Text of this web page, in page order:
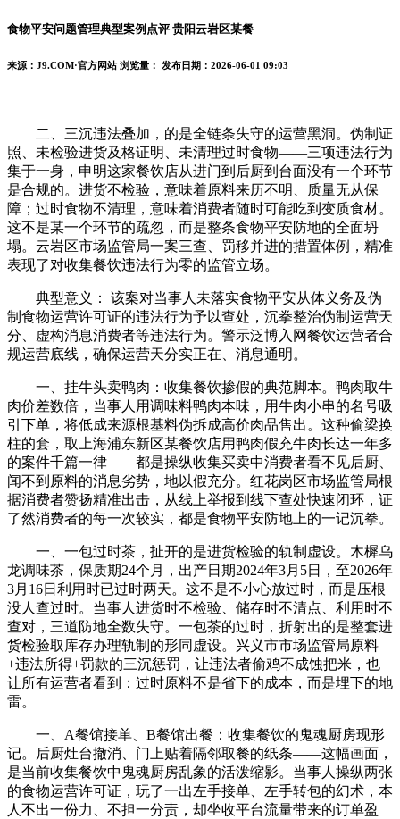
食物平安问题管理典型案例点评 贵阳云岩区某餐
来源：J9.COM·官方网站 浏览量： 发布日期：2026-06-01 09:03
二、三沉违法叠加，的是全链条失守的运营黑洞。伪制证
照、未检验进货及格证明、未清理过时食物——三项违法行为
集于一身，申明这家餐饮店从进门到后厨到台面没有一个环节
是合规的。进货不检验，意味着原料来历不明、质量无从保
障；过时食物不清理，意味着消费者随时可能吃到变质食材。
这不是某一个环节的疏忽，而是整条食物平安防地的全面坍
塌。云岩区市场监管局一案三查、罚移并进的措置体例，精准
表现了对收集餐饮违法行为零的监管立场。
典型意义： 该案对当事人未落实食物平安从体义务及伪
制食物运营许可证的违法行为予以查处，沉拳整治伪制运营天
分、虚构消息消费者等违法行为。警示泛博入网餐饮运营者合
规运营底线，确保运营天分实正在、消息通明。
一、挂牛头卖鸭肉：收集餐饮掺假的典范脚本。鸭肉取牛
肉价差数倍，当事人用调味料鸭肉本味，用牛肉小串的名号吸
引下单，将低成来源根基料伪拆成高价肉品售出。这种偷梁换
柱的套，取上海浦东新区某餐饮店用鸭肉假充牛肉长达一年多
的案件千篇一律——都是操纵收集买卖中消费者看不见后厨、
闻不到原料的消息劣势，地以假充分。红花岗区市场监管局根
据消费者赞扬精准出击，从线上举报到线下查处快速闭环，证
了然消费者的每一次较实，都是食物平安防地上的一记沉拳。
一、一包过时茶，扯开的是进货检验的轨制虚设。木樨乌
龙调味茶，保质期24个月，出产日期2024年3月5日，至2026年
3月16日利用时已过时两天。这不是不小心放过时，而是压根
没人查过时。当事人进货时不检验、储存时不清点、利用时不
查对，三道防地全数失守。一包茶的过时，折射出的是整套进
货检验取库存办理轨制的形同虚设。兴义市市场监管局原料
+违法所得+罚款的三沉惩罚，让违法者偷鸡不成蚀把米，也
让所有运营者看到：过时原料不是省下的成本，而是埋下的地
雷。
一、A餐馆接单、B餐馆出餐：收集餐饮的鬼魂厨房现形
记。后厨灶台撤消、门上贴着隔邻取餐的纸条——这幅画面，
是当前收集餐饮中鬼魂厨房乱象的活泼缩影。当事人操纵两张
的食物运营许可证，玩了一出左手接单、左手转包的幻术，本
人不出一份力、不担一分责，却坐收平台流量带来的订单盈